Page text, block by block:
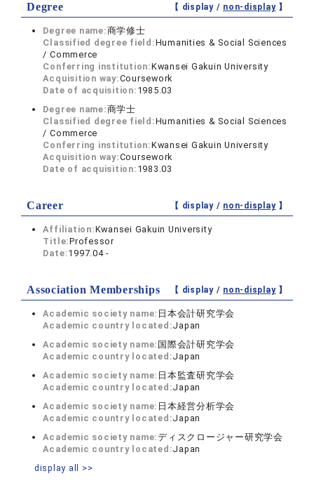
Degree 【 display / non-display】
Degree name:商学修士
Classified degree field:Humanities & Social Sciences
/ Commerce
Conferring institution:Kwansei Gakuin University
Acquisition way:Coursework
Date of acquisition: 1985.03
Degree name:商学士
Classified degree field:Humanities & Social Sciences
/ Commerce
Conferring institution:Kwansei Gakuin University
Acquisition way:Coursework
Date of acquisition: 1983.03
Career 【 display / non-display】
Affiliation:Kwansei Gakuin University
Title:Professor
Date:1997.04 -
Association Memberships 【 display / non-display】
Academic society name: 日本会計研究学会
Academic country located:Japan
Academic society name: 国際会計研究学会
Academic country located:Japan
Academic society name: 日本監査研究学会
Academic country located:Japan
Academic society name: 日本経営分析学会
Academic country located:Japan
Academic society name:ディスクロージャー研究学会
Academic country located:Japan
display all >>